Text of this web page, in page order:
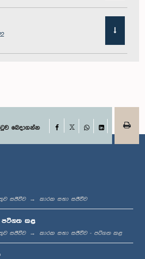
බෙදාගන්න Facebook
WhatsApp
LinkedIn
සජීවීව කාරක සභා සජීවීව
පටිගත කළ
සජීවීව කාරක සභා සජීවීව - පටිගත කළ